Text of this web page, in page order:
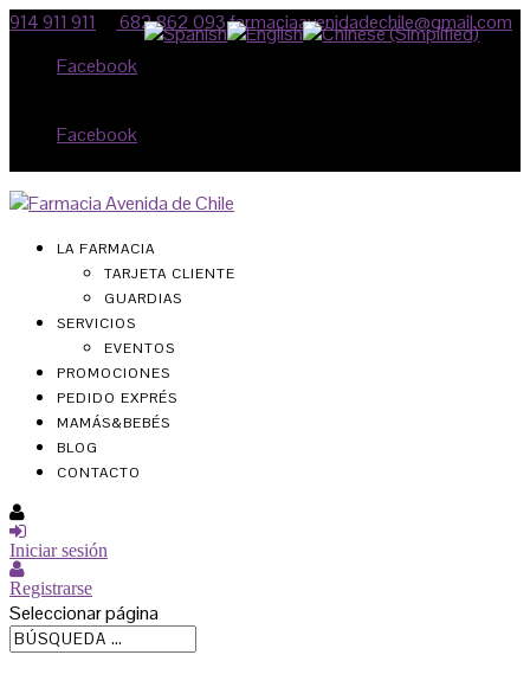
914 911 911 682 862 093farmaciaavenidadechile@gmail.com
Facebook
Facebook
LA FARMACIA
TARJETA CLIENTE
GUARDIAS
SERVICIOS
EVENTOS
PROMOCIONES
PEDIDO EXPRÉS
MAMÁS&BEBÉS
BLOG
CONTACTO
Iniciar sesión
Registrarse
Seleccionar página